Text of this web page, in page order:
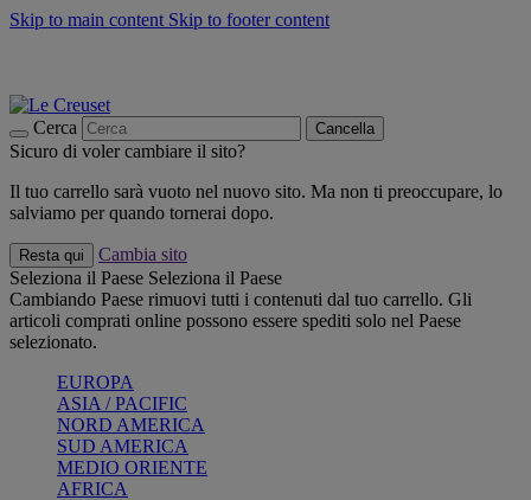
Skip to main content Skip to footer content
Cerca Cancella
Sicuro di voler cambiare il sito?
Il tuo carrello sarà vuoto nel nuovo sito. Ma non ti preoccupare, lo
salviamo per quando tornerai dopo.
Resta qui
Cambia sito
Seleziona il Paese Seleziona il Paese
Cambiando Paese rimuovi tutti i contenuti dal tuo carrello. Gli
articoli comprati online possono essere spediti solo nel Paese
selezionato.
EUROPA
ASIA / PACIFIC
NORD AMERICA
SUD AMERICA
MEDIO ORIENTE
AFRICA